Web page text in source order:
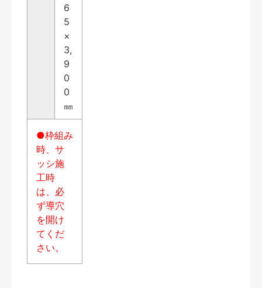
6
5
×
3,
9
0
0
㎜
●枠組み
時、サ
ッシ施
工時
は、必
ず導穴
を開け
てくだ
さい。